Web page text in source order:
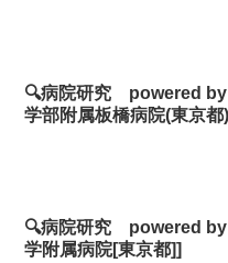
🔍病院研究 powered by
学部附属板橋病院(東京都
🔍病院研究 powered by
学附属病院[東京都]]